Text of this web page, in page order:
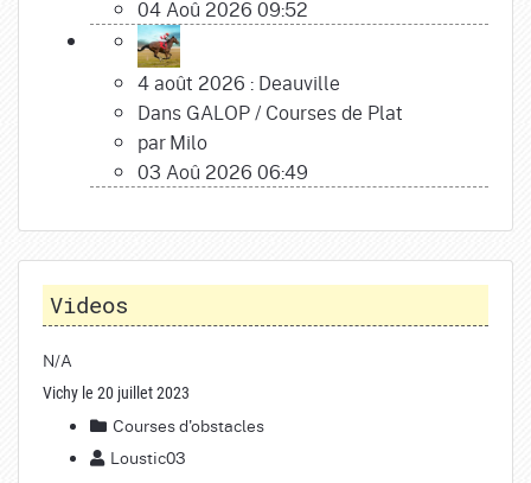
04 Aoû 2026 09:52
4 août 2026 : Deauville
Dans GALOP/ Courses de Plat
parMilo
03 Aoû 2026 06:49
Videos
N/A
Vichy le 20 juillet 2023
Courses d'obstacles
Loustic03